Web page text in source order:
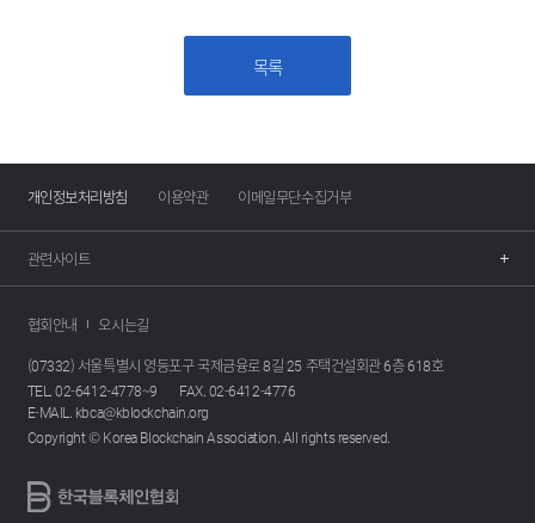
목록
개인정보처리방침 이용약관 이메일무단수집거부
관련사이트
협회안내
오시는길
(07332) 서울특별시 영등포구 국제금융로 8길 25 주택건설회관 6층 618호
TEL. 02-6412-4778~9
FAX. 02-6412-4776
E-MAIL. kbca@kblockchain.org
Copyright © Korea Blockchain Association. All rights reserved.